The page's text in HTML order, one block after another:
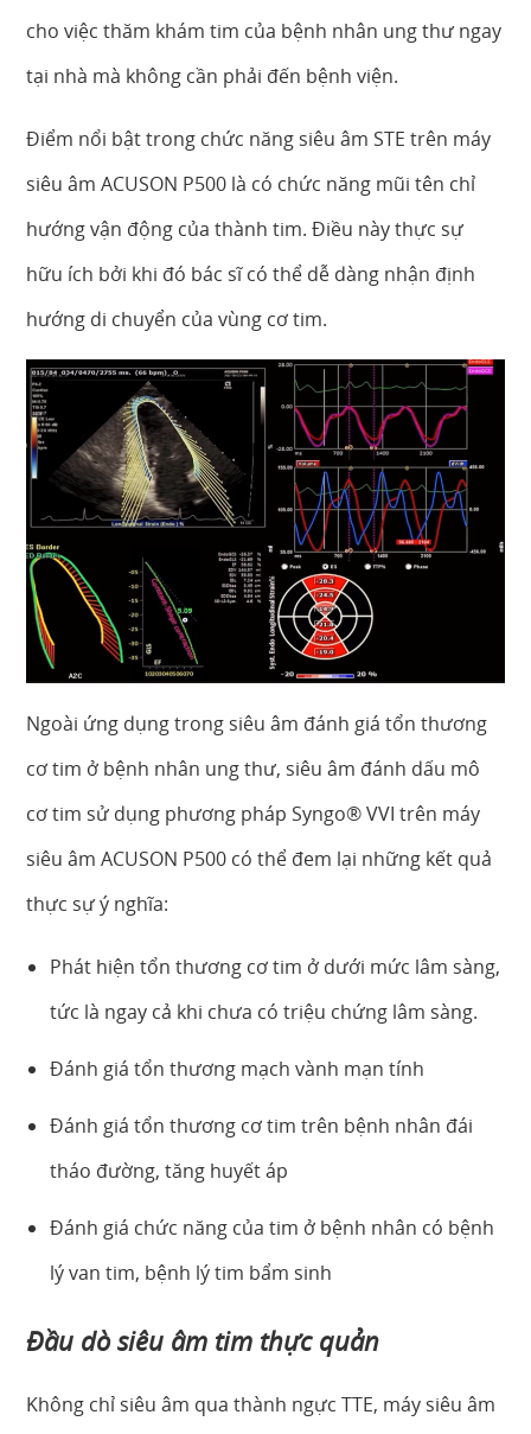
cho việc thăm khám tim của bệnh nhân ung thư ngay
tại nhà mà không cần phải đến bệnh viện.
Điểm nổi bật trong chức năng siêu âm STE trên máy
siêu âm ACUSON P500 là có chức năng mũi tên chỉ
hướng vận động của thành tim. Điều này thực sự
hữu ích bởi khi đó bác sĩ có thể dễ dàng nhận định
hướng di chuyển của vùng cơ tim.
Ngoài ứng dụng trong siêu âm đánh giá tổn thương
cơ tim ở bệnh nhân ung thư, siêu âm đánh dấu mô
cơ tim sử dụng phương pháp Syngo® VVI trên máy
siêu âm ACUSON P500 có thể đem lại những kết quả
thực sự ý nghĩa:
Phát hiện tổn thương cơ tim ở dưới mức lâm sàng,
tức là ngay cả khi chưa có triệu chứng lâm sàng.
Đánh giá tổn thương mạch vành mạn tính
Đánh giá tổn thương cơ tim trên bệnh nhân đái
tháo đường, tăng huyết áp
Đánh giá chức năng của tim ở bệnh nhân có bệnh
lý van tim, bệnh lý tim bẩm sinh
Đầu dò siêu âm tim thực quản
Không chỉ siêu âm qua thành ngực TTE, máy siêu âm